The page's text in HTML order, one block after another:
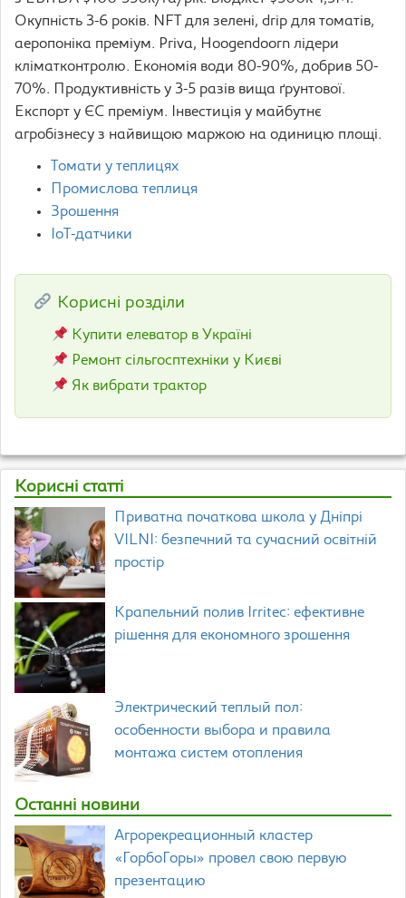
Окупність 3-6 років. NFT для зелені, drip для томатів,
аеропоніка преміум. Priva, Hoogendoorn лідери
кліматконтролю. Економія води 80-90%, добрив 50-
70%. Продуктивність у 3-5 разів вища ґрунтової.
Експорт у ЄС преміум. Інвестиція у майбутнє
агробізнесу з найвищою маржою на одиницю площі.
Томати у теплицях
Промислова теплиця
Зрошення
IoT-датчики
Корисні розділи
Купити елеватор в Україні
Ремонт сільгосптехніки у Києві
Як вибрати трактор
Корисні статті
Приватна початкова школа у Дніпрі
VILNI: безпечний та сучасний освітній
простір
Крапельний полив Irritec: ефективне
рішення для економного зрошення
Электрический теплый пол:
особенности выбора и правила
монтажа систем отопления
Останні новини
Агрорекреационный кластер
«ГорбоГоры» провел свою первую
презентацию